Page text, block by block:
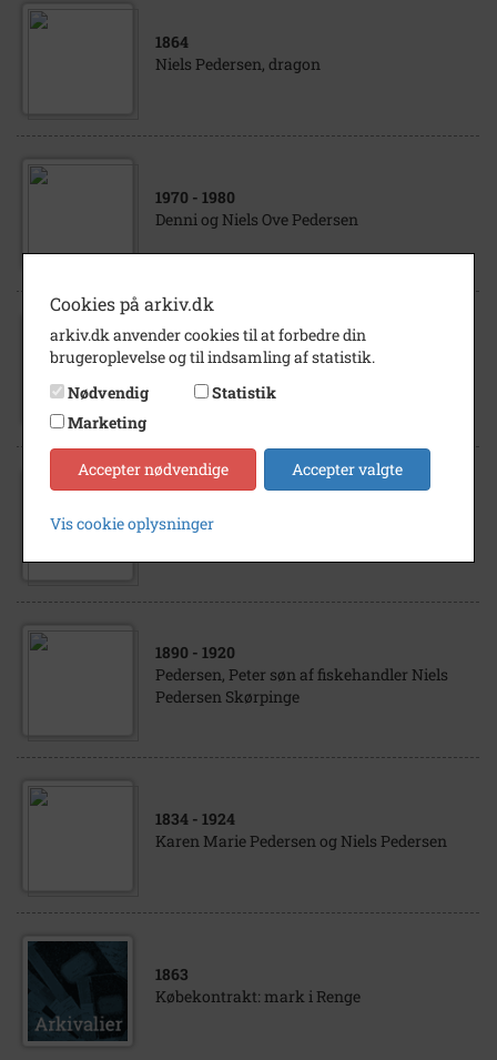
1864
Niels Pedersen, dragon
1970 - 1980
Denni og Niels Ove Pedersen
1915- 1925
1890- 1910
Niels Pedersen, Kirkeskovvej 13. Store
1890 - 1920
Pedersen, Peter søn af fiskehandler Niels
Pedersen Skørpinge
1834 - 1924
Karen Marie Pedersen og Niels Pedersen
1863
Købekontrakt: mark i Renge
Cookies på arkiv.dk
arkiv.dk anvender cookies til at forbedre din
brugeroplevelse og til indsamling af statistik.
Nødvendig
Statistik
Marketing
Accepter nødvendige Accepter valgte
Vis cookie oplysninger